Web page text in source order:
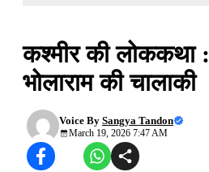
कश्मीर की लोककथा :
भोलाराम की चालाकी
Voice By Sangya Tandon
March 19, 2026 7:47 AM